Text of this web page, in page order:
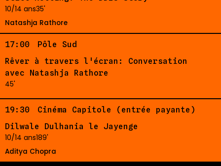
10/14 ans35'
Natashja Rathore
17:00
Pôle Sud
Rêver à travers l'écran: Conversation
avec Natashja Rathore
45'
19:30
Cinéma Capitole (entrée payante)
Dilwale Dulhania le Jayenge
10/14 ans189'
Aditya Chopra